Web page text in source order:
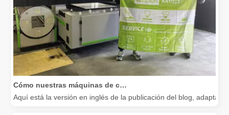
Cómo nuestras máquinas de corte por láser están fortaleciendo la fabricación mexicana
Aquí está la versión en inglés de la publicación del blog,